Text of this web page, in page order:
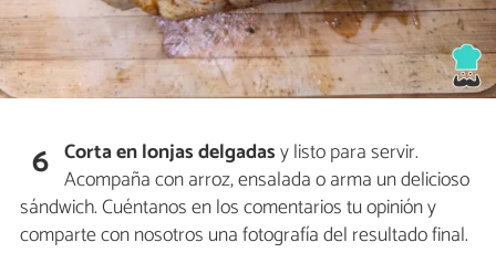
6 Corta en lonjas delgadasy listo para servir.
Acompaña con arroz, ensalada o arma un delicioso
sándwich. Cuéntanos en los comentarios tu opinión y
comparte con nosotros una fotografía del resultado final.